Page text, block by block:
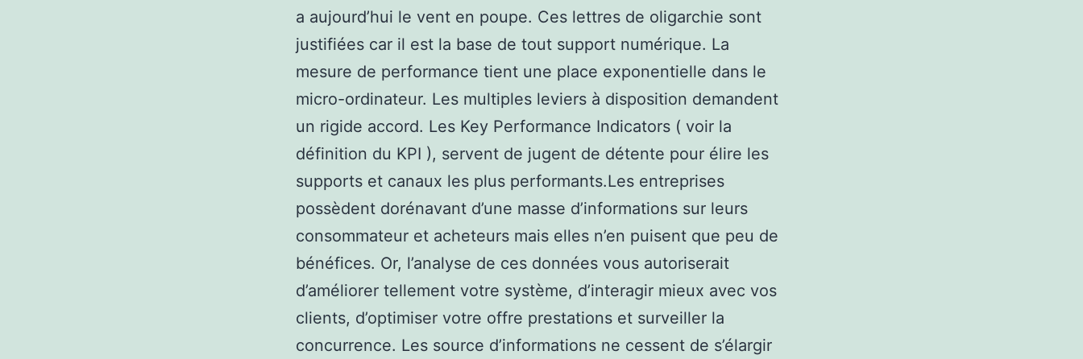
a aujourd’hui le vent en poupe. Ces lettres de oligarchie sont
justifiées car il est la base de tout support numérique. La
mesure de performance tient une place exponentielle dans le
micro-ordinateur. Les multiples leviers à disposition demandent
un rigide accord. Les Key Performance Indicators ( voir la
définition du KPI ), servent de jugent de détente pour élire les
supports et canaux les plus performants.Les entreprises
possèdent dorénavant d’une masse d’informations sur leurs
consommateur et acheteurs mais elles n’en puisent que peu de
bénéfices. Or, l’analyse de ces données vous autoriserait
d’améliorer tellement votre système, d’interagir mieux avec vos
clients, d’optimiser votre offre prestations et surveiller la
concurrence. Les source d’informations ne cessent de s’élargir